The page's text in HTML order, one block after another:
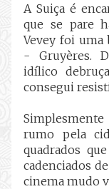
A Suiça é
que se pare
Vevey foi uma
- Gruyères.
idílico
consegui
rumo pela
quadrados
cadenciados
cinema mudo